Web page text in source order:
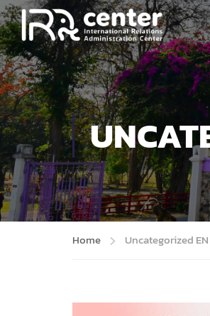
Home Uncategorized EN